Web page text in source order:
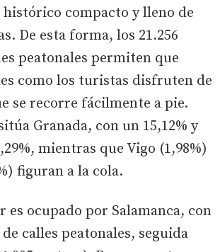
compacto y lleno de
De esta forma, los 21.256
peatonales permiten que
como los turistas disfruten de
se recorre fácilmente a pie.
Granada, con un 15,12% y
mientras que Vigo (1,98%)
figuran a la cola.
es ocupado por Salamanca, con
calles peatonales, seguida